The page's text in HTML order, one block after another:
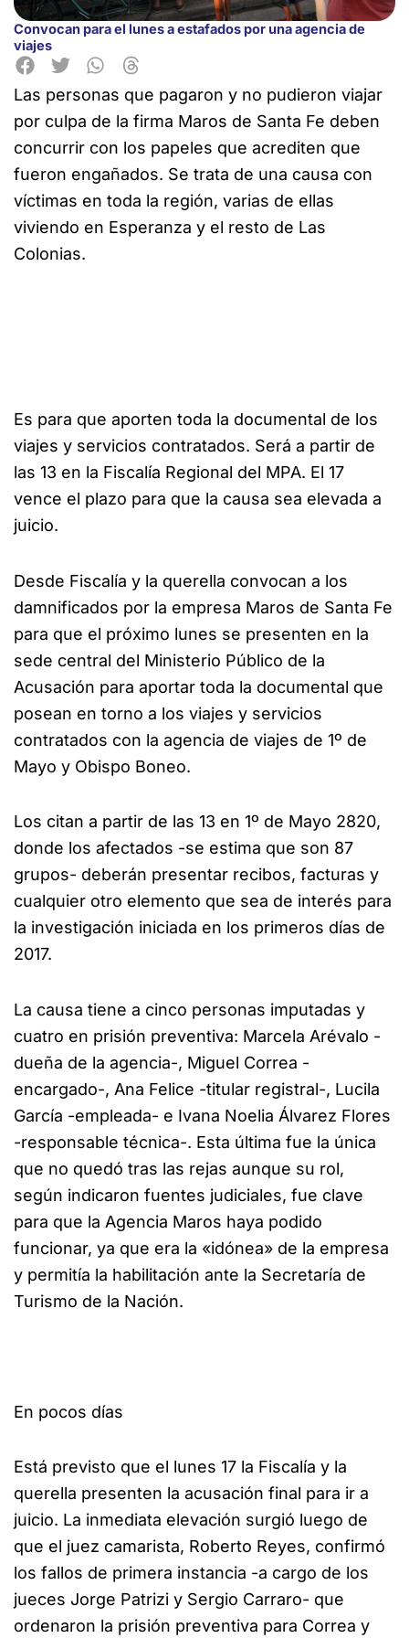
Convocan para el lunes a estafados por una agencia de
viajes
Las personas que pagaron y no pudieron viajar
por culpa de la firma Maros de Santa Fe deben
concurrir con los papeles que acrediten que
fueron engañados. Se trata de una causa con
víctimas en toda la región, varias de ellas
viviendo en Esperanza y el resto de Las
Colonias.
Es para que aporten toda la documental de los
viajes y servicios contratados. Será a partir de
las 13 en la Fiscalía Regional del MPA. El 17
vence el plazo para que la causa sea elevada a
juicio.
Desde Fiscalía y la querella convocan a los
damnificados por la empresa Maros de Santa Fe
para que el próximo lunes se presenten en la
sede central del Ministerio Público de la
Acusación para aportar toda la documental que
posean en torno a los viajes y servicios
contratados con la agencia de viajes de 1º de
Mayo y Obispo Boneo.
Los citan a partir de las 13 en 1º de Mayo 2820,
donde los afectados -se estima que son 87
grupos- deberán presentar recibos, facturas y
cualquier otro elemento que sea de interés para
la investigación iniciada en los primeros días de
2017.
La causa tiene a cinco personas imputadas y
cuatro en prisión preventiva: Marcela Arévalo -
dueña de la agencia-, Miguel Correa -
encargado-, Ana Felice -titular registral-, Lucila
García -empleada- e Ivana Noelia Álvarez Flores
-responsable técnica-. Esta última fue la única
que no quedó tras las rejas aunque su rol,
según indicaron fuentes judiciales, fue clave
para que la Agencia Maros haya podido
funcionar, ya que era la «idónea» de la empresa
y permitía la habilitación ante la Secretaría de
Turismo de la Nación.
En pocos días
Está previsto que el lunes 17 la Fiscalía y la
querella presenten la acusación final para ir a
juicio. La inmediata elevación surgió luego de
que el juez camarista, Roberto Reyes, confirmó
los fallos de primera instancia -a cargo de los
jueces Jorge Patrizi y Sergio Carraro- que
ordenaron la prisión preventiva para Correa y